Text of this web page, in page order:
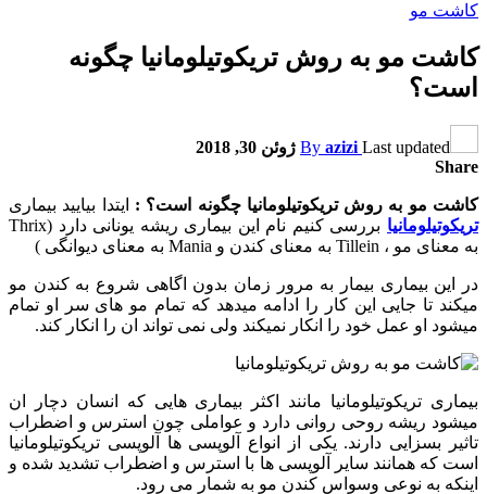
کاشت مو
کاشت مو به روش تریکوتیلومانیا چگونه
است؟
By azizi Last updated
ژوئن 30, 2018
Share
کاشت مو به روش تریکوتیلومانیا چگونه است؟ : ایتدا بیایید بیماری
تریکوتیلومانیا
بررسی کنیم نام این بیماری ریشه یونانی دارد (Thrix
به معنای مو ، Tillein به معنای کندن و Mania به معنای دیوانگی )
در این بیماری بیمار به مرور زمان بدون اگاهی شروع به کندن مو
میکند تا جایی این کار را ادامه میدهد که تمام مو های سر او تمام
میشود او عمل خود را انکار نمیکند ولی نمی تواند ان را انکار کند.
بیماری تریکوتیلومانیا مانند اکثر بیماری هایی که انسان دچار ان
میشود ریشه روحی روانی دارد و عواملی چون استرس و اضطراب
تاثیر بسزایی دارند. یکی از انواع آلوپسی ها آلوپسی تریکوتیلومانیا
است که همانند سایر آلوپسی ها با استرس و اضطراب تشدید شده و
اینکه به نوعی وسواس کندن مو به شمار می رود.